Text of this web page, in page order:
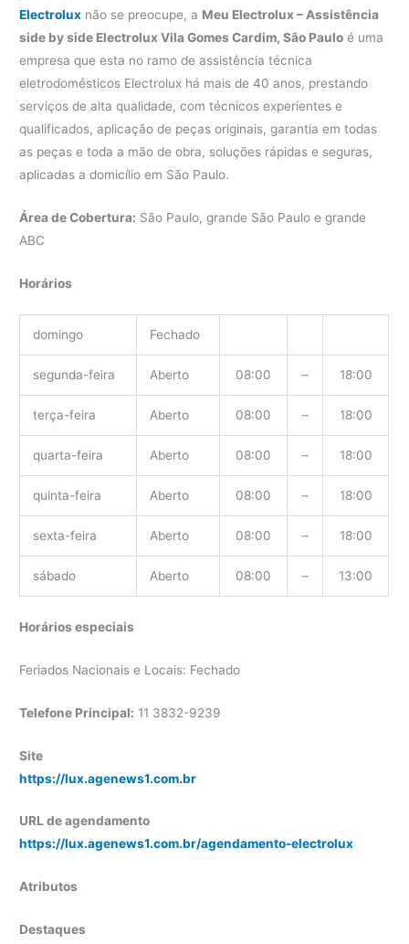
Electrolux não se preocupe, a Meu Electrolux – Assistência
side by side Electrolux Vila Gomes Cardim, São Paulo é uma
empresa que esta no ramo de assistência técnica
eletrodomésticos Electrolux há mais de 40 anos, prestando
serviços de alta qualidade, com técnicos experientes e
qualificados, aplicação de peças originais, garantia em todas
as peças e toda a mão de obra, soluções rápidas e seguras,
aplicadas a domicílio em São Paulo.
Área de Cobertura: São Paulo, grande São Paulo e grande
ABC
Horários
domingo Fechado
segunda-feira Aberto 08:00 – 18:00
terça-feira Aberto 08:00 – 18:00
quarta-feira Aberto 08:00 – 18:00
quinta-feira Aberto 08:00 – 18:00
sexta-feira Aberto 08:00 – 18:00
sábado Aberto 08:00 – 13:00
Horários especiais
Feriados Nacionais e Locais: Fechado
Telefone Principal: 11 3832-9239
Site
https://lux.agenews1.com.br
URL de agendamento
https://lux.agenews1.com.br/agendamento-electrolux
Atributos
Destaques